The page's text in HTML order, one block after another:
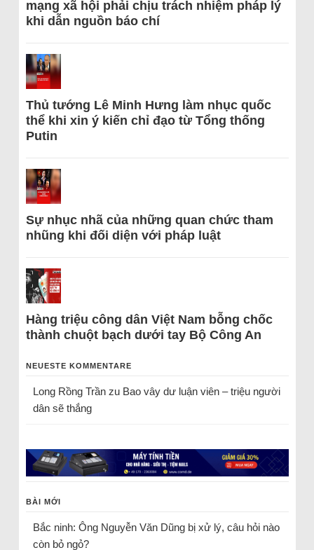
mạng xã hội phải chịu trách nhiệm pháp lý
khi dẫn nguồn báo chí
Thủ tướng Lê Minh Hưng làm nhục quốc
thể khi xin ý kiến chỉ đạo từ Tổng thống
Putin
Sự nhục nhã của những quan chức tham
nhũng khi đối diện với pháp luật
Hàng triệu công dân Việt Nam bỗng chốc
thành chuột bạch dưới tay Bộ Công An
NEUESTE KOMMENTARE
Long Rồng Trầnzu Bao vây dư luận viên – triệu người
dân sẽ thắng
BÀI MỚI
Bắc ninh: Ông Nguyễn Văn Dũng bị xử lý, câu hỏi nào
còn bỏ ngỏ?